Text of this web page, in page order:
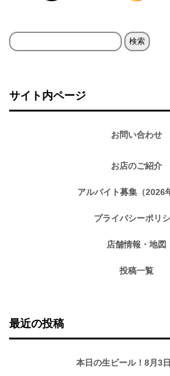
検
サイト内ページ
お問い合わせ
お店のご紹介
アルバイト募集（2026
プライバシーポリ
店舗情報・地図
投稿一覧
最近の投稿
本日の生ビール！8月3